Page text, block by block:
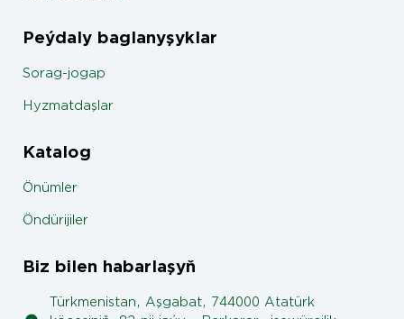
Peýdaly baglanyşyklar
Sorag-jogap
Hyzmatdaşlar
Katalog
Önümler
Öndürijiler
Biz bilen habarlaşyň
Türkmenistan, Aşgabat, 744000 Atatürk